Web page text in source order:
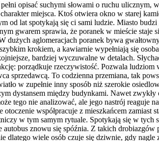
opisać suchymi słowami o ruchu
miejsca. Ktoś otwiera okno w starej
od lat spotykają się ci sami ludzie. Miasto
gwarem sprawia, że poranek w mieście
dużych aglomeracjach poranek bywa
krokiem, a kawiarnie wypełniają się
bardziej wyczuwalne w detalach.
porządkuje rzeczywistość. Pozwala
sprzedawcą. To codzienna przemiana, tak
w zupełnie inny sposób niż szerokie
dystansem między budynkami. Nawet
tego nie analizować, ale jego nastrój reaguje
współpracuje z mieszkańcem
w tym samym rytuale. Spotykają się w
autobus znowu się spóźnia. Z takich drobiazgów
dlatego wiele osób czuje się dziwnie, gdy